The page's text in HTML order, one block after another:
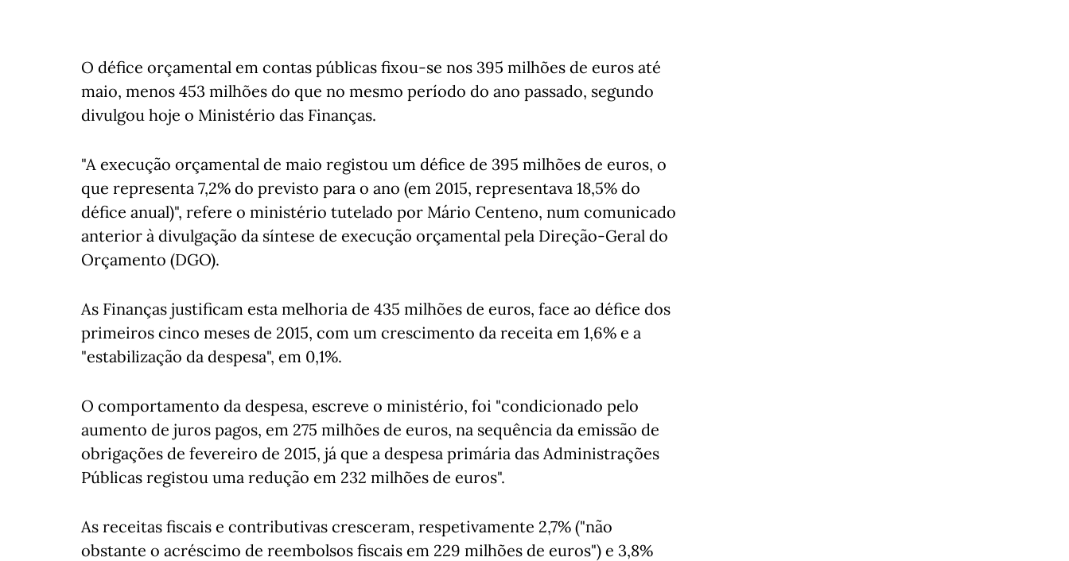
O défice orçamental em contas públicas fixou-se nos 395 milhões de euros até
maio, menos 453 milhões do que no mesmo período do ano passado, segundo
divulgou hoje o Ministério das Finanças.
"A execução orçamental de maio registou um défice de 395 milhões de euros, o
que representa 7,2% do previsto para o ano (em 2015, representava 18,5% do
défice anual)", refere o ministério tutelado por Mário Centeno, num comunicado
anterior à divulgação da síntese de execução orçamental pela Direção-Geral do
Orçamento (DGO).
As Finanças justificam esta melhoria de 435 milhões de euros, face ao défice dos
primeiros cinco meses de 2015, com um crescimento da receita em 1,6% e a
"estabilização da despesa", em 0,1%.
O comportamento da despesa, escreve o ministério, foi "condicionado pelo
aumento de juros pagos, em 275 milhões de euros, na sequência da emissão de
obrigações de fevereiro de 2015, já que a despesa primária das Administrações
Públicas registou uma redução em 232 milhões de euros".
As receitas fiscais e contributivas cresceram, respetivamente 2,7% ("não
obstante o acréscimo de reembolsos fiscais em 229 milhões de euros") e 3,8%